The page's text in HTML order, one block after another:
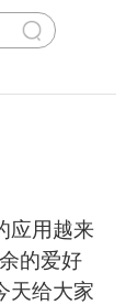
应用越来
的爱好
天给大家